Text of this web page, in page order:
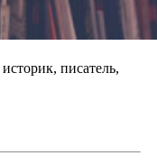
историк, писатель,